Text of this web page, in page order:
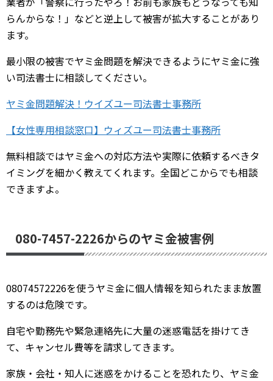
らんからな！」などと逆上して被害が拡大することがあり
ます。
最小限の被害でヤミ金問題を解決できるようにヤミ金に強
い司法書士に相談してください。
ヤミ金問題解決！ウイズユー司法書士事務所
【女性専用相談窓口】ウィズユー司法書士事務所
無料相談ではヤミ金への対応方法や実際に依頼するべきタ
イミングを細かく教えてくれます。全国どこからでも相談
できますよ。
080-7457-2226からのヤミ金被害例
08074572226を使うヤミ金に個人情報を知られたまま放置
するのは危険です。
自宅や勤務先や緊急連絡先に大量の迷惑電話を掛けてき
て、キャンセル費等を請求してきます。
家族・会社・知人に迷惑をかけることを恐れたり、ヤミ金